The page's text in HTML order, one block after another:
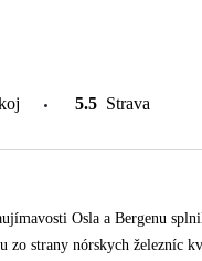
5.5 Strava
Osla a Bergenu
zo strany nórskych železníc